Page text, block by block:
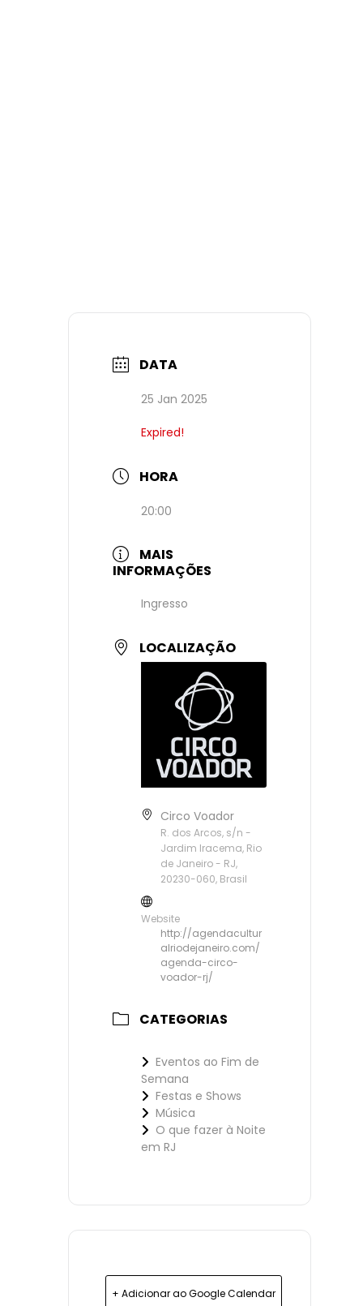
DATA
25 Jan 2025
Expired!
HORA
20:00
MAIS
INFORMAÇÕES
Ingresso
LOCALIZAÇÃO
Circo Voador
R. dos Arcos, s/n -
Jardim Iracema, Rio
de Janeiro - RJ,
20230-060, Brasil
Website
http://agendacultur
alriodejaneiro.com/
agenda-circo-
voador-rj/
CATEGORIAS
Eventos ao Fim de
Semana
Festas e Shows
Música
O que fazer à Noite
em RJ
+ Adicionar ao Google Calendar